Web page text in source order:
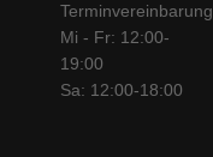
Terminvereinbarung
Mi - Fr: 12:00-
19:00
Sa: 12:00-18:00